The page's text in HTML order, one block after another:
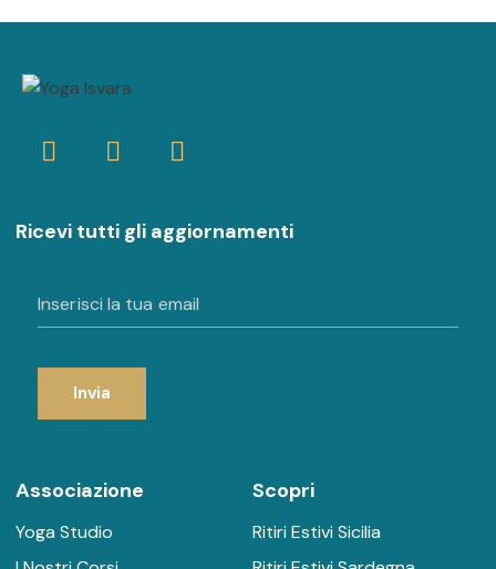
Ricevi tutti gli aggiornamenti
Invia
Associazione
Yoga Studio
Scopri
Ritiri Estivi Sicilia